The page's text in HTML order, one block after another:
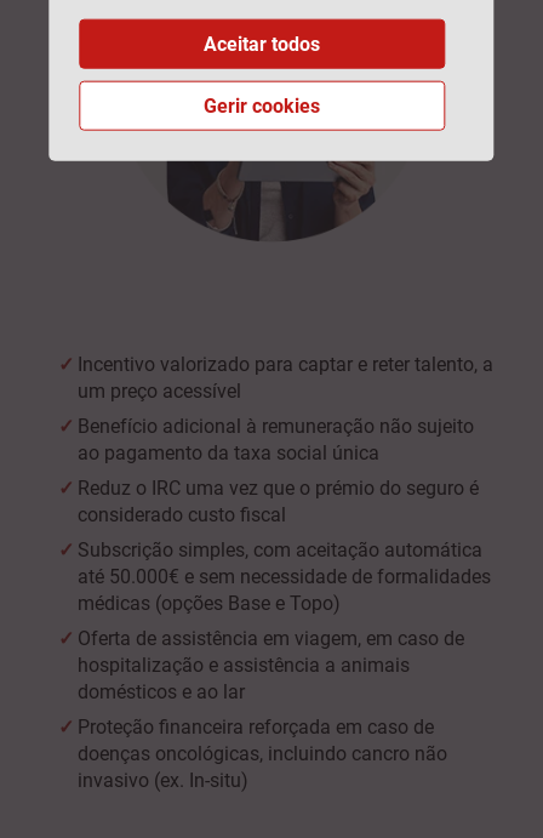
Incentivo valorizado para captar e reter talento, a
um preço acessível
Benefício adicional à remuneração não sujeito
ao pagamento da taxa social única
Reduz o IRC uma vez que o prémio do seguro é
considerado custo fiscal
Subscrição simples, com aceitação automática
até 50.000€ e sem necessidade de formalidades
médicas (opções Base e Topo)
Oferta de assistência em viagem, em caso de
hospitalização e assistência a animais
domésticos e ao lar
Proteção financeira reforçada em caso de
doenças oncológicas, incluindo cancro não
invasivo (ex. In-situ)
Gerir cookies
Aceitar todos